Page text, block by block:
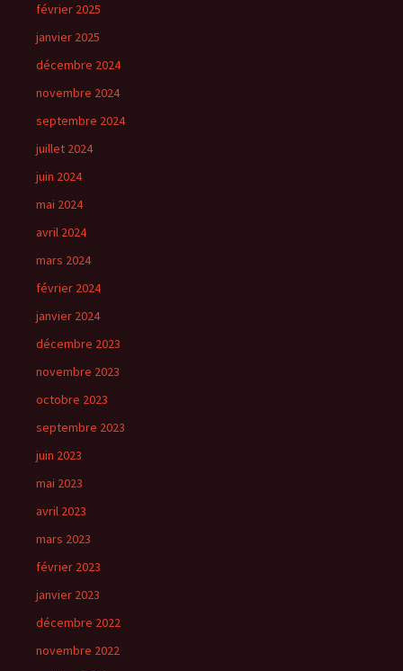
février 2025
janvier 2025
décembre 2024
novembre 2024
septembre 2024
juillet 2024
juin 2024
mai 2024
avril 2024
mars 2024
février 2024
janvier 2024
décembre 2023
novembre 2023
octobre 2023
septembre 2023
juin 2023
mai 2023
avril 2023
mars 2023
février 2023
janvier 2023
décembre 2022
novembre 2022